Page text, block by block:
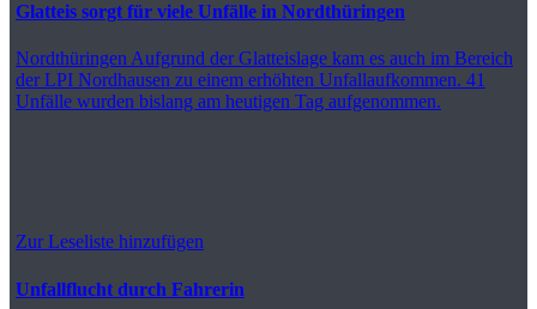
Glatteis sorgt für viele Unfälle in Nordthüringen
Nordthüringen Aufgrund der Glatteislage kam es auch im Bereich
der LPI Nordhausen zu einem erhöhten Unfallaufkommen. 41
Unfälle wurden bislang am heutigen Tag aufgenommen.
Zur Leseliste hinzufügen
Unfallflucht durch Fahrerin